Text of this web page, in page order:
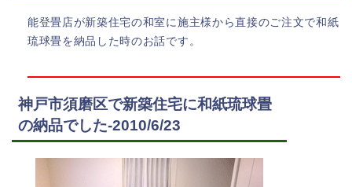
能登畳店が新築住宅の和室に施主様から直接のご注文で和紙
琉球畳を納品した時のお話です。
神戸市須磨区で新築住宅に和紙琉球畳
の納品でした-2010/6/23